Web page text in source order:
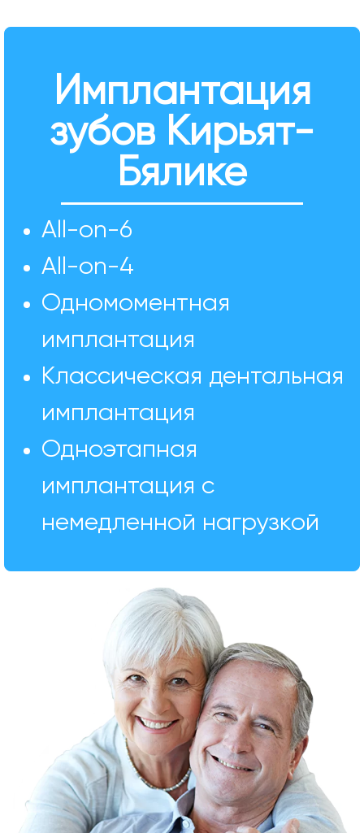
Имплантация
зубов Кирьят-
Бялике
All-on-6
All-on-4
Одномоментная
имплантация
Классическая дентальная
имплантация
Одноэтапная
имплантация с
немедленной нагрузкой